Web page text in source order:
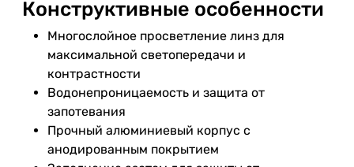
Конструктивные особенности
Многослойное просветление линз для
максимальной светопередачи и
контрастности
Водонепроницаемость и защита от
запотевания
Прочный алюминиевый корпус с
анодированным покрытием